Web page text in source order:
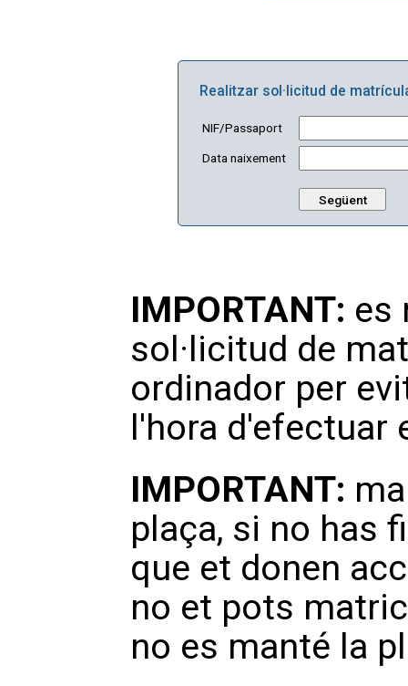
Realitzar sol·licitud de
NIF/Passaport
Data naixement
IMPORTANT: es
sol·licitud de
ordinador per
l'hora d'efectuar
IMPORTANT:
plaça, si no has
que et donen
no et pots
no es manté la